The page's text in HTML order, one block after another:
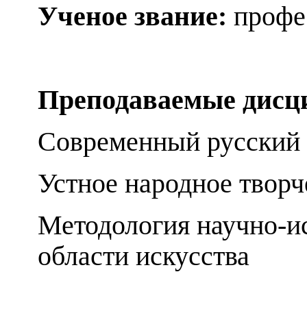
Ученое звание:
Преподаваемые
Современный
Устное народное
Методология научно-
области искусства